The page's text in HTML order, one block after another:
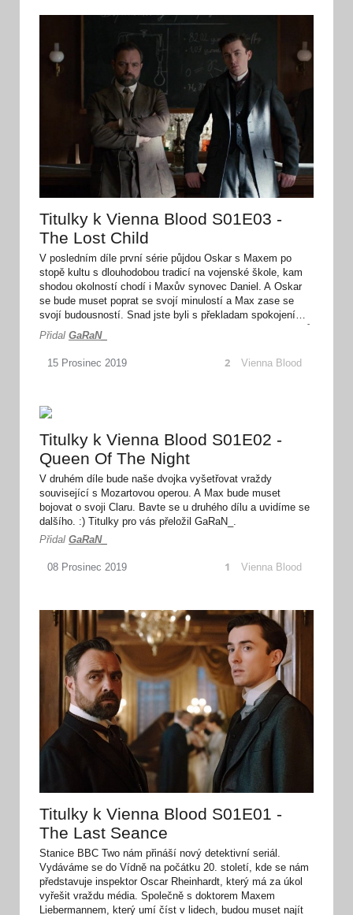
15 Prosinec 2019
Titulky k Vienna Blood S01E03 -
The Lost Child
V posledním díle první série půjdou Oskar s Maxem po
stopě kultu s dlouhodobou tradicí na vojenské škole, kam
shodou okolností chodí i Maxův synovec Daniel. A Oskar
se bude muset poprat se svojí minulostí a Max zase se
svojí budousností. Snad jste byli s překladam spokojení…
A třeba zase někdy. Nebojte se v kometářích dát vědět svůj
názor na celou seríi. :) Titulky pro vás přeložil GaRaN_.
Přidal GaRaN_
2 Vienna Blood
08 Prosinec 2019
Titulky k Vienna Blood S01E02 -
Queen Of The Night
V druhém díle bude naše dvojka vyšetřovat vraždy
související s Mozartovou operou. A Max bude muset
bojovat o svoji Claru. Bavte se u druhého dílu a uvidíme se
dalšího. :) Titulky pro vás přeložil GaRaN_.
Přidal GaRaN_
1 Vienna Blood
Titulky k Vienna Blood S01E01 -
The Last Seance
Stanice BBC Two nám přináší nový detektivní seriál.
Vydáváme se do Vídně na počátku 20. století, kde se nám
představuje inspektor Oscar Rheinhardt, který má za úkol
vyřešit vraždu média. Společně s doktorem Maxem
Liebermannem, který umí číst v lidech, budou muset najít